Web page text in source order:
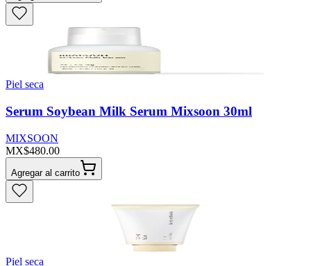
Piel seca
Serum Soybean Milk Serum Mixsoon 30ml
MIXSOON
MX$480.00
Agregar al carrito
Piel seca